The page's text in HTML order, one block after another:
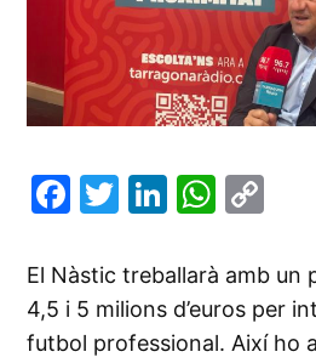
Facebook
Twitter
LinkedIn
El Nàstic treballarà amb un
4,5 i 5 milions d’euros per
futbol professional. Així ho